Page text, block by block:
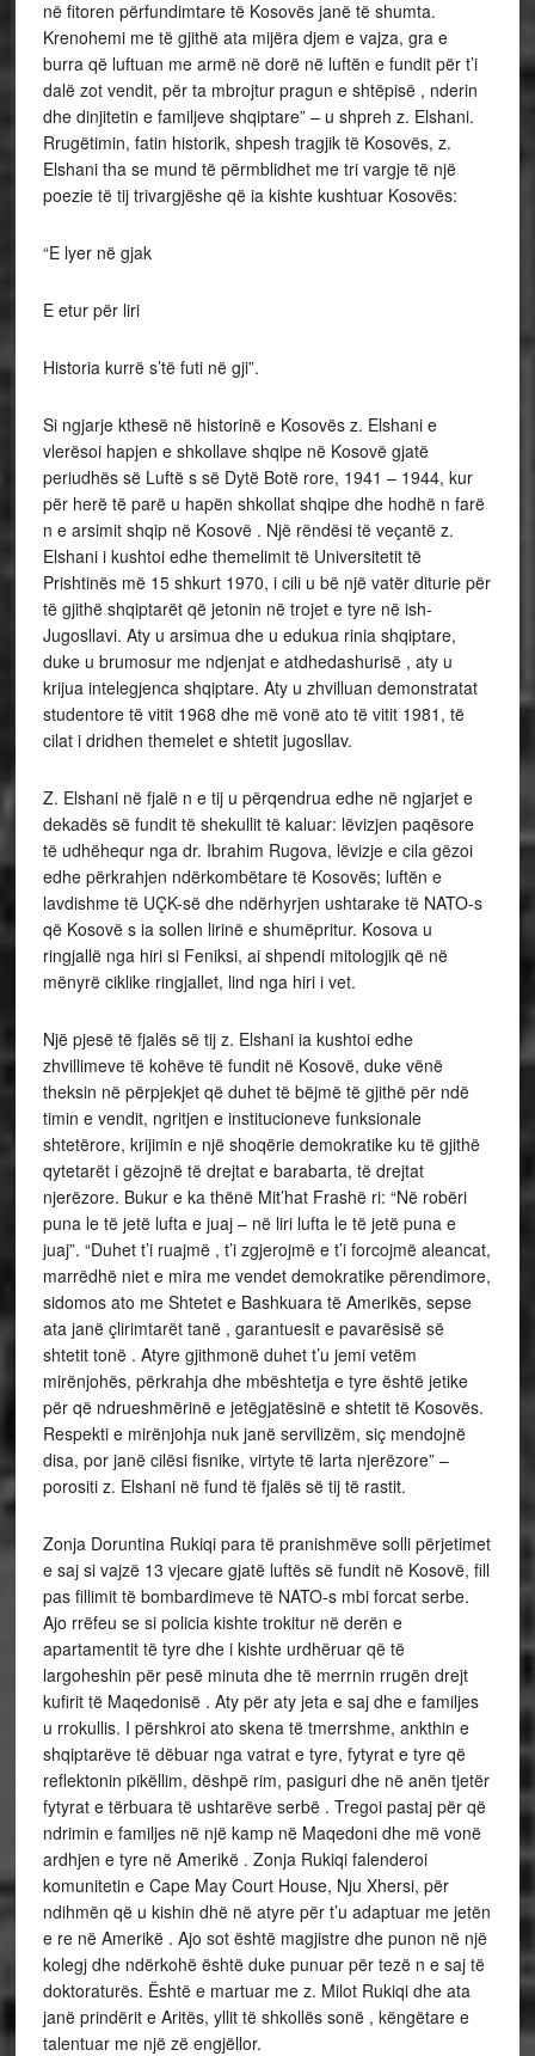
në fitoren përfundimtare të Kosovës janë të shumta.
Krenohemi me të gjithë ata mijëra djem e vajza, gra e
burra që luftuan me armë në dorë në luftën e fundit për t’i
dalë zot vendit, për ta mbrojtur pragun e shtëpisë , nderin
dhe dinjitetin e familjeve shqiptare” – u shpreh z. Elshani.
Rrugëtimin, fatin historik, shpesh tragjik të Kosovës, z.
Elshani tha se mund të përmblidhet me tri vargje të një
poezie të tij trivargjëshe që ia kishte kushtuar Kosovës:
“E lyer në gjak
E etur për liri
Historia kurrë s’të futi në gji”.
Si ngjarje kthesë në historinë e Kosovës z. Elshani e
vlerësoi hapjen e shkollave shqipe në Kosovë gjatë
periudhës së Luftë s së Dytë Botë rore, 1941 – 1944, kur
për herë të parë u hapën shkollat shqipe dhe hodhë n farë
n e arsimit shqip në Kosovë . Një rëndësi të veçantë z.
Elshani i kushtoi edhe themelimit të Universitetit të
Prishtinës më 15 shkurt 1970, i cili u bë një vatër diturie për
të gjithë shqiptarët që jetonin në trojet e tyre në ish-
Jugosllavi. Aty u arsimua dhe u edukua rinia shqiptare,
duke u brumosur me ndjenjat e atdhedashurisë , aty u
krijua intelegjenca shqiptare. Aty u zhvilluan demonstratat
studentore të vitit 1968 dhe më vonë ato të vitit 1981, të
cilat i dridhen themelet e shtetit jugosllav.
Z. Elshani në fjalë n e tij u përqendrua edhe në ngjarjet e
dekadës së fundit të shekullit të kaluar: lëvizjen paqësore
të udhëhequr nga dr. Ibrahim Rugova, lëvizje e cila gëzoi
edhe përkrahjen ndërkombëtare të Kosovës; luftën e
lavdishme të UÇK-së dhe ndërhyrjen ushtarake të NATO-s
që Kosovë s ia sollen lirinë e shumëpritur. Kosova u
ringjallë nga hiri si Feniksi, ai shpendi mitologjik që në
mënyrë ciklike ringjallet, lind nga hiri i vet.
Një pjesë të fjalës së tij z. Elshani ia kushtoi edhe
zhvillimeve të kohëve të fundit në Kosovë, duke vënë
theksin në përpjekjet që duhet të bëjmë të gjithë për ndë
timin e vendit, ngritjen e institucioneve funksionale
shtetërore, krijimin e një shoqërie demokratike ku të gjithë
qytetarët i gëzojnë të drejtat e barabarta, të drejtat
njerëzore. Bukur e ka thënë Mit’hat Frashë ri: “Në robëri
puna le të jetë lufta e juaj – në liri lufta le të jetë puna e
juaj”. “Duhet t’i ruajmë , t’i zgjerojmë e t’i forcojmë aleancat,
marrëdhë niet e mira me vendet demokratike përendimore,
sidomos ato me Shtetet e Bashkuara të Amerikës, sepse
ata janë çlirimtarët tanë , garantuesit e pavarësisë së
shtetit tonë . Atyre gjithmonë duhet t’u jemi vetëm
mirënjohës, përkrahja dhe mbështetja e tyre është jetike
për që ndrueshmërinë e jetëgjatësinë e shtetit të Kosovës.
Respekti e mirënjohja nuk janë servilizëm, siç mendojnë
disa, por janë cilësi fisnike, virtyte të larta njerëzore” –
porositi z. Elshani në fund të fjalës së tij të rastit.
Zonja Doruntina Rukiqi para të pranishmëve solli përjetimet
e saj si vajzë 13 vjecare gjatë luftës së fundit në Kosovë, fill
pas fillimit të bombardimeve të NATO-s mbi forcat serbe.
Ajo rrëfeu se si policia kishte trokitur në derën e
apartamentit të tyre dhe i kishte urdhëruar që të
largoheshin për pesë minuta dhe të merrnin rrugën drejt
kufirit të Maqedonisë . Aty për aty jeta e saj dhe e familjes
u rrokullis. I përshkroi ato skena të tmerrshme, ankthin e
shqiptarëve të dëbuar nga vatrat e tyre, fytyrat e tyre që
reflektonin pikëllim, dëshpë rim, pasiguri dhe në anën tjetër
fytyrat e tërbuara të ushtarëve serbë . Tregoi pastaj për që
ndrimin e familjes në një kamp në Maqedoni dhe më vonë
ardhjen e tyre në Amerikë . Zonja Rukiqi falenderoi
komunitetin e Cape May Court House, Nju Xhersi, për
ndihmën që u kishin dhë në atyre për t’u adaptuar me jetën
e re në Amerikë . Ajo sot është magjistre dhe punon në një
kolegj dhe ndërkohë është duke punuar për tezë n e saj të
doktoraturës. Është e martuar me z. Milot Rukiqi dhe ata
janë prindërit e Aritës, yllit të shkollës sonë , këngëtare e
talentuar me një zë engjëllor.